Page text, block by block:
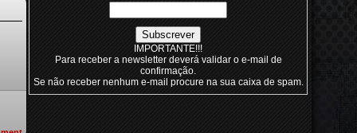
IMPORTANTE!!!
Para receber a newsletter deverá validar o e-mail de
confirmação.
Se não receber nenhum e-mail procure na sua caixa de spam.